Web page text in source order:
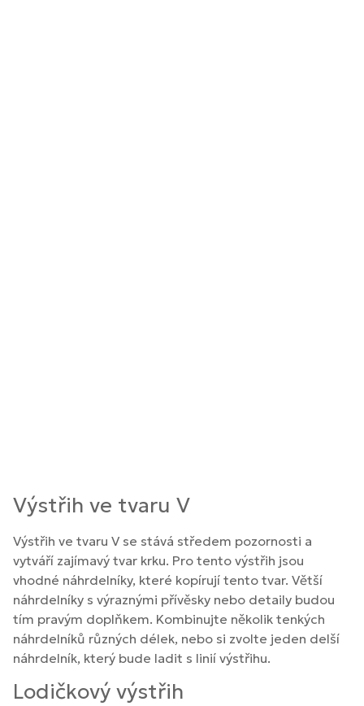
Výstřih ve tvaru V
Výstřih ve tvaru V se stává středem pozornosti a
vytváří zajímavý tvar krku. Pro tento výstřih jsou
vhodné náhrdelníky, které kopírují tento tvar. Větší
náhrdelníky s výraznými přívěsky nebo detaily budou
tím pravým doplňkem. Kombinujte několik tenkých
náhrdelníků různých délek, nebo si zvolte jeden delší
náhrdelník, který bude ladit s linií výstřihu.
Lodičkový výstřih